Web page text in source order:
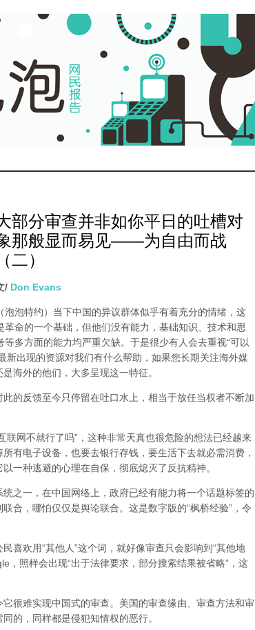
部分审查并非如你平日的吐槽对
那般显而易见——为自由而战
（二）
/ Don Evans
（泡泡特约） 当下中国的异议群体似乎有着充分的情绪，这
革命的一个基础，但他们没有能力，基础知识、技术和思
等多方面的能力均严重欠缺。于是很少有人会去重视“可以
新出现的资源对我们有什么帮助，如果您长期关注海外媒
海外的他们，大多呈现这一特征。
的反馈至今只停留在吐口水上，相当于放任当权者不断加
联网不就行了吗”，这种非常天真也很危险的想法已经越来
有电子设备，也要去银行存钱，要生活下去就必需消费，
一种逃避的心理在自保，彻底熄灭了反抗精神。
之一，在中国网络上，政府已经有能力将一个话题标签的
联合 ，哪怕仅仅是舆论联合。这是数字版的“枫桥经验”，令
喜欢用“其他人”这个词，就好像审查只会影响到“其他地
，照样会出现“出于法律要求，部分搜索结果被省略”，这
很难实现中国式的审查。美国的审查缘由、审查方法和审
同的，同样都是侵犯知情权的恶行。